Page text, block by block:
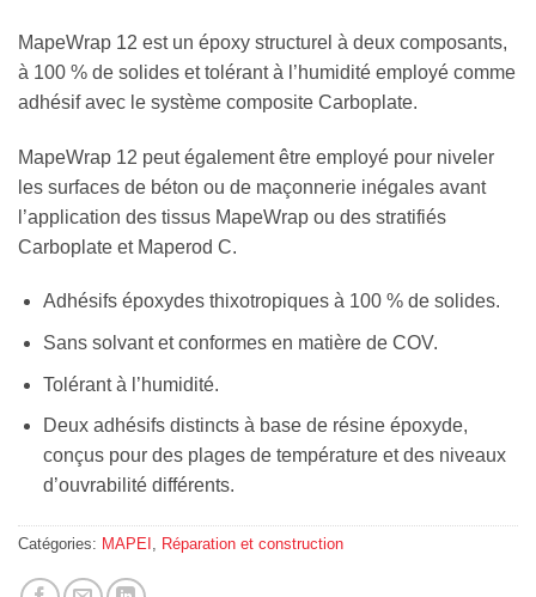
MapeWrap 12 est un époxy structurel à deux composants,
à 100 % de solides et tolérant à l’humidité employé comme
adhésif avec le système composite Carboplate.
MapeWrap 12 peut également être employé pour niveler
les surfaces de béton ou de maçonnerie inégales avant
l’application des tissus MapeWrap ou des stratifiés
Carboplate et Maperod C.
Adhésifs époxydes thixotropiques à 100 % de solides.
Sans solvant et conformes en matière de COV.
Tolérant à l’humidité.
Deux adhésifs distincts à base de résine époxyde,
conçus pour des plages de température et des niveaux
d’ouvrabilité différents.
Catégories: MAPEI , Réparation et construction